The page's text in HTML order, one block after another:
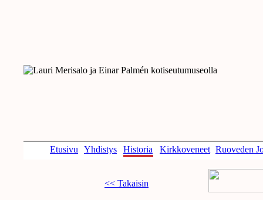
Etusivu Yhdistys Historia Kirkkoveneet Ruoveden
<< Takaisin